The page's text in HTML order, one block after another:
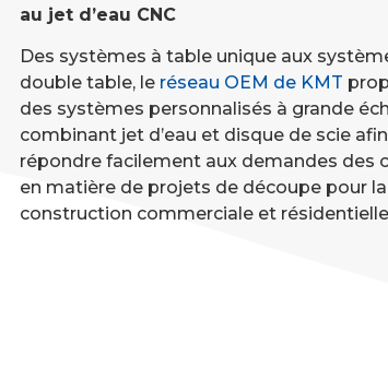
au jet d’eau CNC
Des systèmes à table unique aux
double table, le réseau OEM de KMT
des systèmes personnalisés à grande
combinant jet d’eau et disque de scie
répondre facilement aux demandes des
en matière de projets de découpe pour la
construction commerciale et